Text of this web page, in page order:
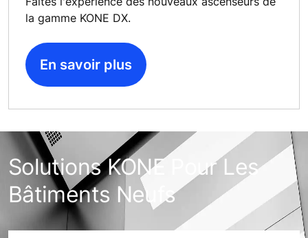
la gamme KONE DX.
En savoir plus
Solutions KONE Pour Les
Bâtiments Neufs